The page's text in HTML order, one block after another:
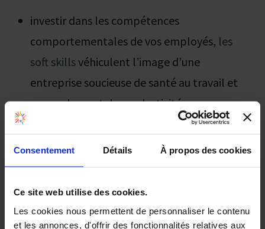
Consentement Détails À propos des cookies
Ce site web utilise des cookies.
Les cookies nous permettent de personnaliser le contenu
et les annonces, d'offrir des fonctionnalités relatives aux
investir dans les compétences
comportementales de vos employés, les
soft skillsvéhiculent l’image d’une
entreprise soucieuse de santé au travail et
pas seulement de productivité.
4 / Faire confiance au
microlearning
Les employés attendent des formations
qu’elles ne gênent pas leurs plannings. La